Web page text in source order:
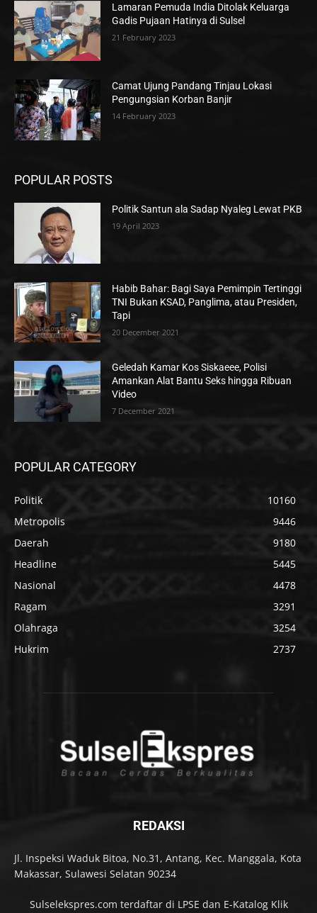
Lamaran Pemuda India Ditolak Keluarga
Gadis Pujaan Hatinya di Sulsel
21 February 2023
Camat Ujung Pandang Tinjau Lokasi
Pengungsian Korban Banjir
14 February 2023
POPULAR POSTS
Politik Santun ala Sadap Nyaleg Lewat PKB
19 April 2023
Habib Bahar: Bagi Saya Pemimpin Tertinggi
TNI Bukan KSAD, Panglima, atau Presiden,
Tapi
20 December 2021
Geledah Kamar Kos Siskaeee, Polisi
Amankan Alat Bantu Seks hingga Ribuan
Video
7 December 2021
POPULAR CATEGORY
Politik
10160
Metropolis
9446
Daerah
9180
Headline
5445
Nasional
4478
Ragam
3291
Olahraga
3254
Hukrim
2737
REDAKSI
Jl. Inspeksi Waduk Bitoa, No.31, Antang, Kec. Manggala, Kota
Makassar, Sulawesi Selatan 90234
Sulselekspres.com terdaftar di LPSE dan E-Katalog Klik